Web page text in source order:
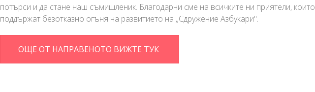
потърси и да стане наш съмишленик. Благодарни сме на всичките ни приятели, които
поддържат безотказно огъня на развитието на „Сдружение Азбукари".
ОЩЕ ОТ НАПРАВЕНОТО ВИЖТЕ ТУК